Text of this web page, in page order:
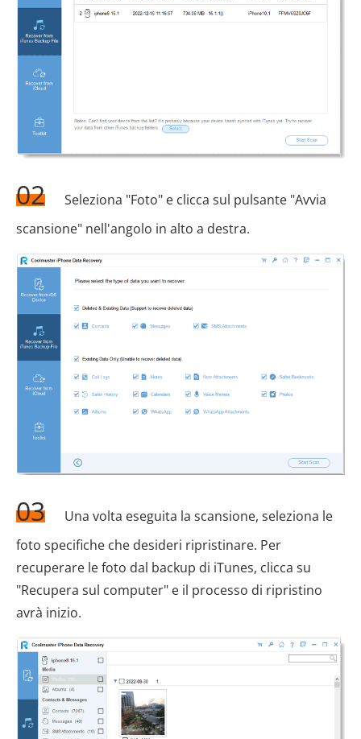
02
Seleziona "Foto" e clicca sul pulsante "Avvia
scansione" nell'angolo in alto a destra.
03
Una volta eseguita la scansione, seleziona le
foto specifiche che desideri ripristinare. Per
recuperare le foto dal backup di iTunes, clicca su
"Recupera sul computer" e il processo di ripristino
avrà inizio.